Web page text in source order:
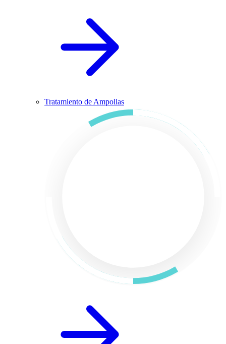
Tratamiento de Ampollas